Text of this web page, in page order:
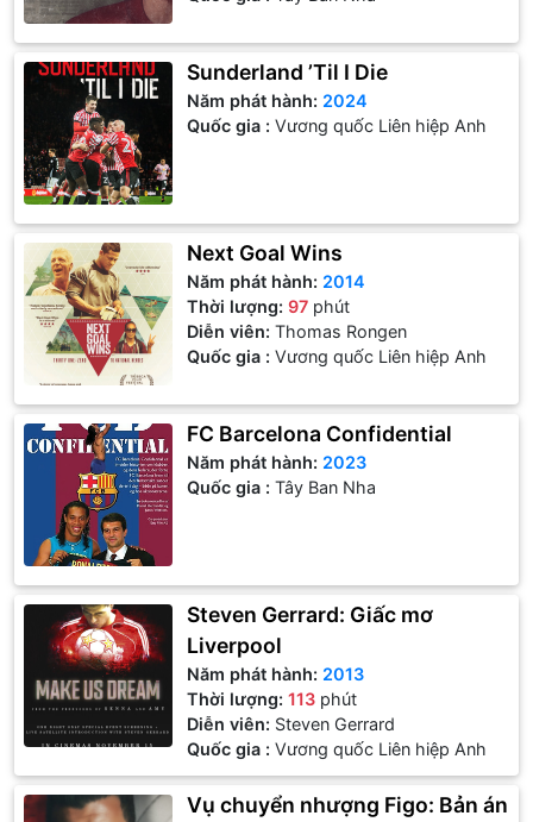
Sunderland ’Til I Die
Năm phát hành: 2024
Quốc gia : Vương quốc Liên hiệp Anh
Next Goal Wins
Năm phát hành: 2014
Thời lượng:97 phút
Diễn viên:Thomas Rongen
Quốc gia : Vương quốc Liên hiệp Anh
FC Barcelona Confidential
Năm phát hành: 2023
Quốc gia : Tây Ban Nha
Steven Gerrard: Giấc mơ
Liverpool
Năm phát hành: 2013
Thời lượng:113 phút
Diễn viên: Steven Gerrard
Quốc gia : Vương quốc Liên hiệp Anh
Vụ chuyển nhượng Figo: Bản án